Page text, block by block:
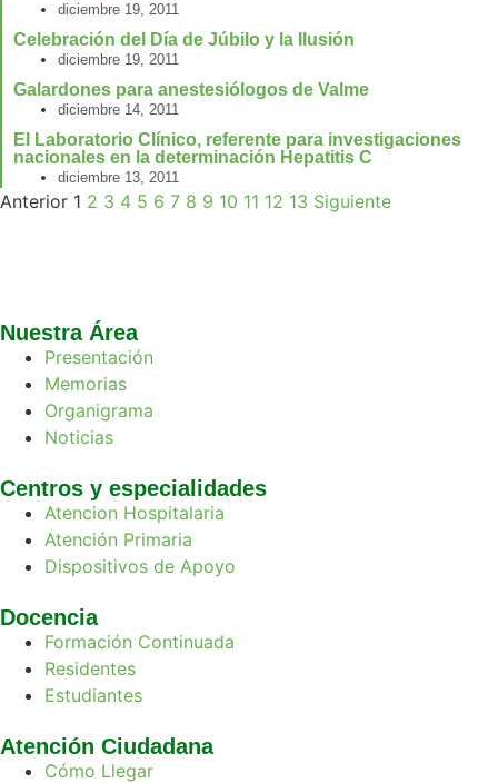
diciembre 19, 2011
Celebración del Día de Júbilo y la Ilusión
diciembre 19, 2011
Galardones para anestesiólogos de Valme
diciembre 14, 2011
El Laboratorio Clínico, referente para investigaciones
nacionales en la determinación Hepatitis C
diciembre 13, 2011
Anterior 1 2 3 4 5 6 7 8 9 10 11 12 13 Siguiente
Nuestra Área
Presentación
Memorias
Organigrama
Noticias
Centros y especialidades
Atencion Hospitalaria
Atención Primaria
Dispositivos de Apoyo
Docencia
Formación Continuada
Residentes
Estudiantes
Atención Ciudadana
Cómo Llegar